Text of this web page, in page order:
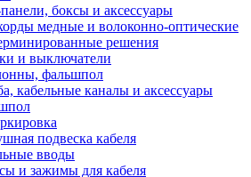
боксы и аксессуары
медные и волоконно-оптические
решения
и выключатели
фальшпол
кабельные каналы и аксессуары
подвеска кабеля
вводы
и зажимы для кабеля